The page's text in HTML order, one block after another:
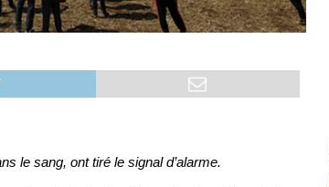
le sang, ont tiré le signal d’alarme.